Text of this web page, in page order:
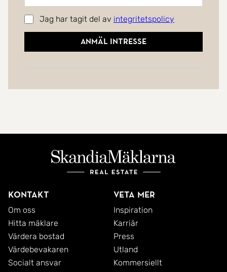
Jag har tagit del av integritetspolicy
Anmäl intresse
Kontakt
Om oss
Hitta mäklare
Värdera bostad
Värdebevakaren
Socialt ansvar
Veta mer
Inspiration
Karriär
Press
Utland
Kommersiellt